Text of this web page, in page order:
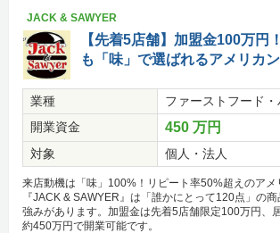
JACK & SAWYER
【先着5店舗】加盟金100万円
も「味」で選ばれるアメリカ
業種
ファーストフード
開業資金
450 万円
対象 個人・法人
来店動機は「味」100%！リピート率50%超えのアメ
『JACK & SAWYER』は「誰かにとって120点」の
強みがあります。加盟金は先着5店舗限定100万円、
約450万円で開業可能です。